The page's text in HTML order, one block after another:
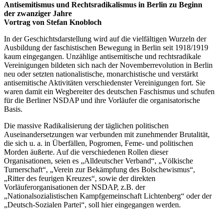
Antisemitismus und Rechtsradikalismus in Berlin zu Beginn
der zwanziger Jahre
Vortrag von Stefan Knobloch
In der Geschichtsdarstellung wird auf die vielfältigen Wurzeln der
Ausbildung der faschistischen Bewegung in Berlin seit 1918/1919
kaum eingegangen. Unzählige antisemitische und rechtsradikale
Vereinigungen bildeten sich nach der Novemberrevolution in Berlin
neu oder setzten nationalistische, monarchistische und verstärkt
antisemitische Aktivitäten verschiedenster Vereinigungen fort. Sie
waren damit ein Wegbereiter des deutschen Faschismus und schufen
für die Berliner NSDAP und ihre Vorläufer die organisatorische
Basis.
Die massive Radikalisierung der täglichen politischen
Auseinandersetzungen war verbunden mit zunehmender Brutalität,
die sich u. a. in Überfällen, Pogromen, Feme- und politischen
Morden äußerte. Auf die verschiedenen Rollen dieser
Organisationen, seien es „Alldeutscher Verband“, „Völkische
Turnerschaft“, „Verein zur Bekämpfung des Bolschewismus“,
„Ritter des feurigen Kreuzes“, sowie der direkten
Vorläuferorganisationen der NSDAP, z.B. der
„Nationalsozialistischen Kampfgemeinschaft Lichtenberg“ oder der
„Deutsch-Sozialen Partei“, soll hier eingegangen werden.